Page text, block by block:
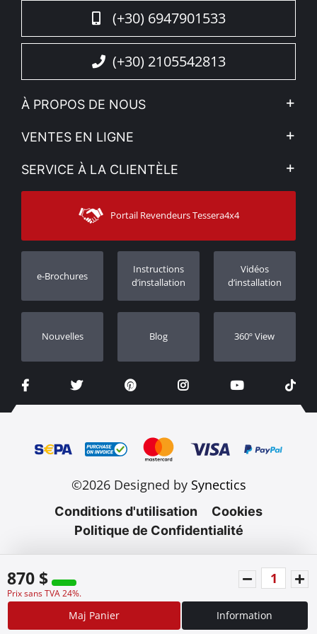
870 $
Prix sans TVA 24%.
Maj Panier Information
(+30) 6947901533
(+30) 2105542813
À PROPOS DE NOUS
L'entreprise
Voir nos actualités
Sitemap
VENTES EN LIGNE
Mon compte
Moyens d’expédition
SERVICE À LA CLIENTÈLE
Contacter
Assistance aux clients
Suivi des commandes
Concessionnaires
Portail Revendeurs Tessera4x4
e-Brochures
Instructions
d’installation
Vidéos
d’installation
Nouvelles Blog 360º View
©2026 Designed by Synectics
Conditions d'utilisation
Cookies
Politique de Confidentialité